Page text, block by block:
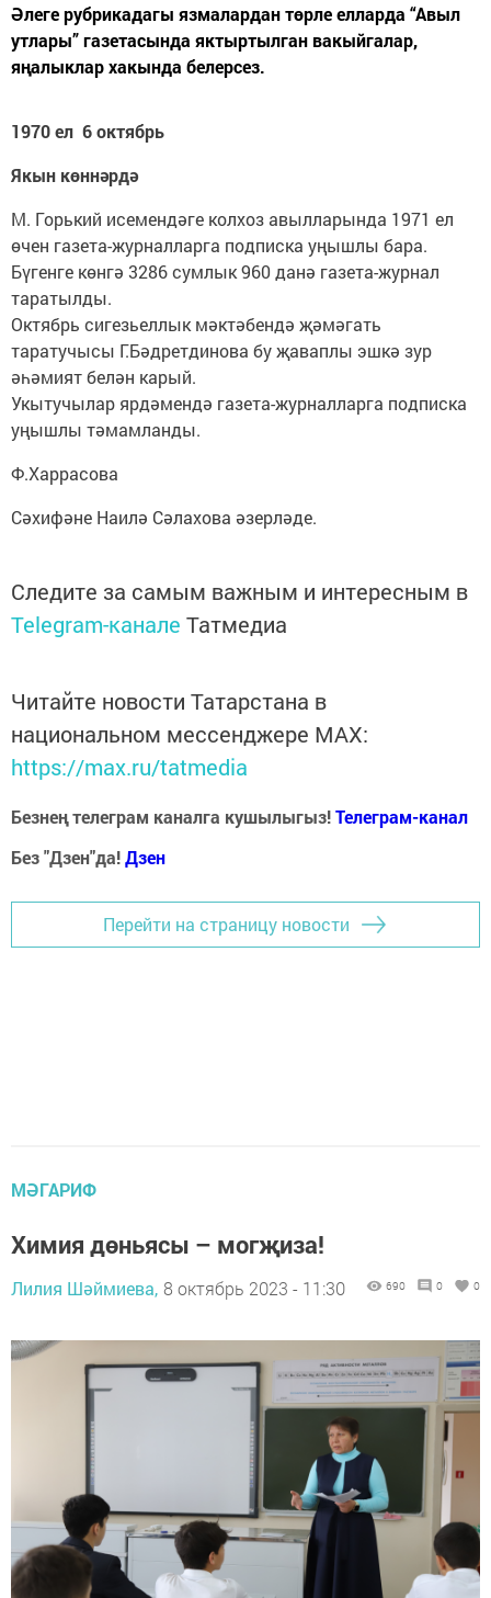
Әлеге рубрикадагы язмалардан төрле елларда “Авыл
утлары” газетасында яктыртылган вакыйгалар,
яңалыклар хакында белерсез.
1970 ел 6 октябрь
Якын көннәрдә
М. Горький исемендәге колхоз авылларында 1971 ел
өчен газета-журналларга подписка уңышлы бара.
Бүгенге көнгә 3286 сумлык 960 данә газета-журнал
таратылды.
Октябрь сигезьеллык мәктәбендә җәмәгать
таратучысы Г.Бәдретдинова бу җаваплы эшкә зур
әһәмият белән карый.
Укытучылар ярдәмендә газета-журналларга подписка
уңышлы тәмамланды.
Ф.Харрасова
Сәхифәне Наилә Сәлахова әзерләде.
Следите за самым важным и интересным в
Telegram-канале Татмедиа
Читайте новости Татарстана в
национальном мессенджере MАХ:
https://max.ru/tatmedia
Безнең телеграм каналга кушылыгыз!Телеграм-канал
Без "Дзен"да!Дзен
Перейти на страницу новости
МӘГАРИФ
Химия дөньясы – могҗиза!
Лилия Шәймиева, 8 октябрь 2023 - 11:30 690 0 0